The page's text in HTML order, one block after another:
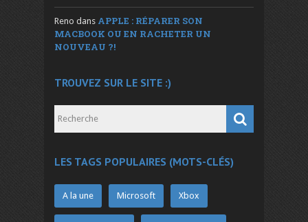
Reno dans APPLE : RÉPARER SON
MACBOOK OU EN RACHETER UN
NOUVEAU ?!
TROUVEZ SUR LE SITE :)
LES TAGS POPULAIRES (MOTS-CLÉS)
A la une Microsoft Xbox